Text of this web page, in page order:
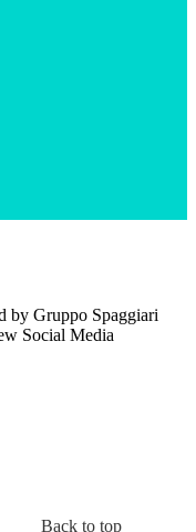
by Gruppo Spaggiari
Social Media
Back to top